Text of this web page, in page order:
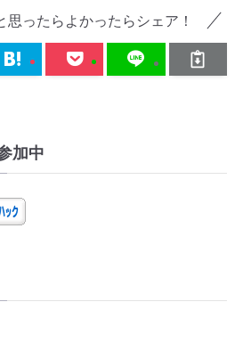
思ったらよかったらシェア！
加中